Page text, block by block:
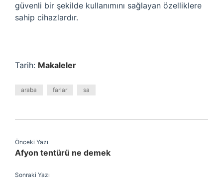
güvenli bir şekilde kullanımını sağlayan özelliklere
sahip cihazlardır.
Tarih: Makaleler
araba farlar sa
Önceki Yazı
Afyon tentürü ne demek
Sonraki Yazı